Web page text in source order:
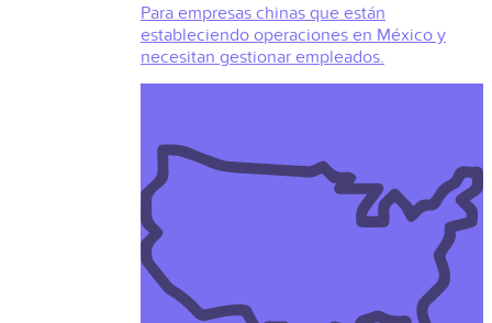
Para empresas chinas que están
estableciendo operaciones en México y
necesitan gestionar empleados.